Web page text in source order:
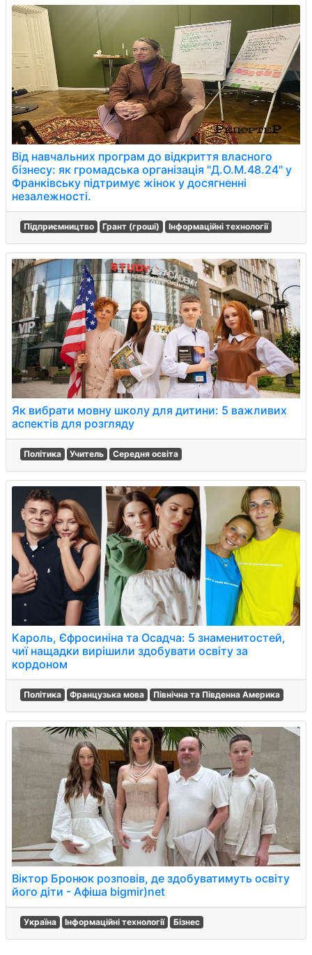
Від навчальних програм до відкриття власного
бізнесу: як громадська організація "Д.О.М.48.24" у
Франківську підтримує жінок у досягненні
незалежності.
Підприємництво Грант (гроші) Інформаційні технології
Як вибрати мовну школу для дитини: 5 важливих
аспектів для розгляду
Політика Учитель Середня освіта
Кароль, Єфросиніна та Осадча: 5 знаменитостей,
чиї нащадки вирішили здобувати освіту за
кордоном
Політика Французька мова Північна та Південна Америка
Віктор Бронюк розповів, де здобуватимуть освіту
його діти - Афіша bigmir)net
Україна Інформаційні технології Бізнес